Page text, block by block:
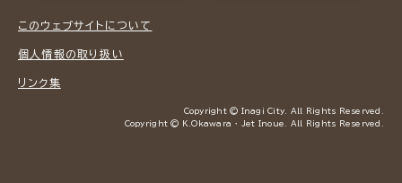
このウェブサイトについて
個人情報の取り扱い
リンク集
Copyright © Inagi City. All Rights Reserved.
Copyright © K.Okawara ・ Jet Inoue. All Rights Reserved.